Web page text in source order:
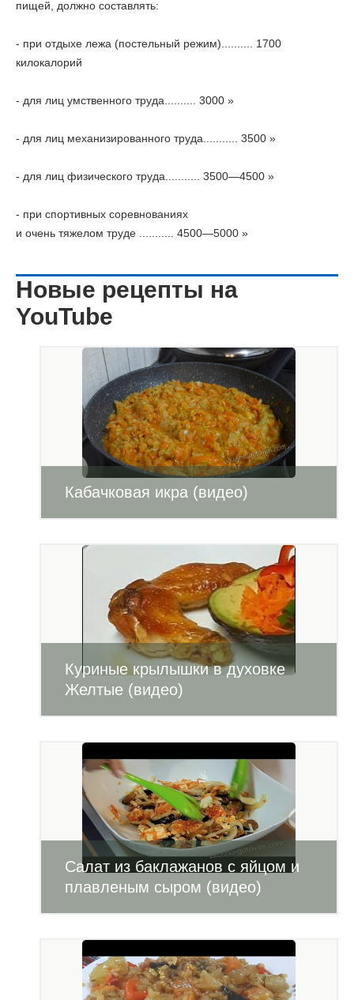
пищей, должно составлять:
- при отдыхе лежа (постельный режим).......... 1700
килокалорий
- для лиц умственного труда.......... 3000 »
- для лиц механизированного труда........... 3500 »
- для лиц физического труда........... 3500—4500 »
- при спортивных соревнованиях
и очень тяжелом труде ........... 4500—5000 »
Новые рецепты на
YouTube
Кабачковая икра (видео)
Куриные крылышки в духовке
Желтые (видео)
Салат из баклажанов с яйцом и
плавленым сыром (видео)